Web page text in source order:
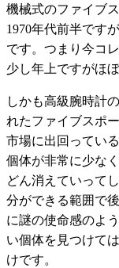
機械式のファイブ
1970年代前半です
です。つまり今コ
少し年上ですがほぼ
しかも高級腕時計
れたファイブスポ
市場に出回ってい
個体が非常に少な
どん消えていって
分ができる範囲で
に謎の使命感のよ
い個体を見つけて
けです。